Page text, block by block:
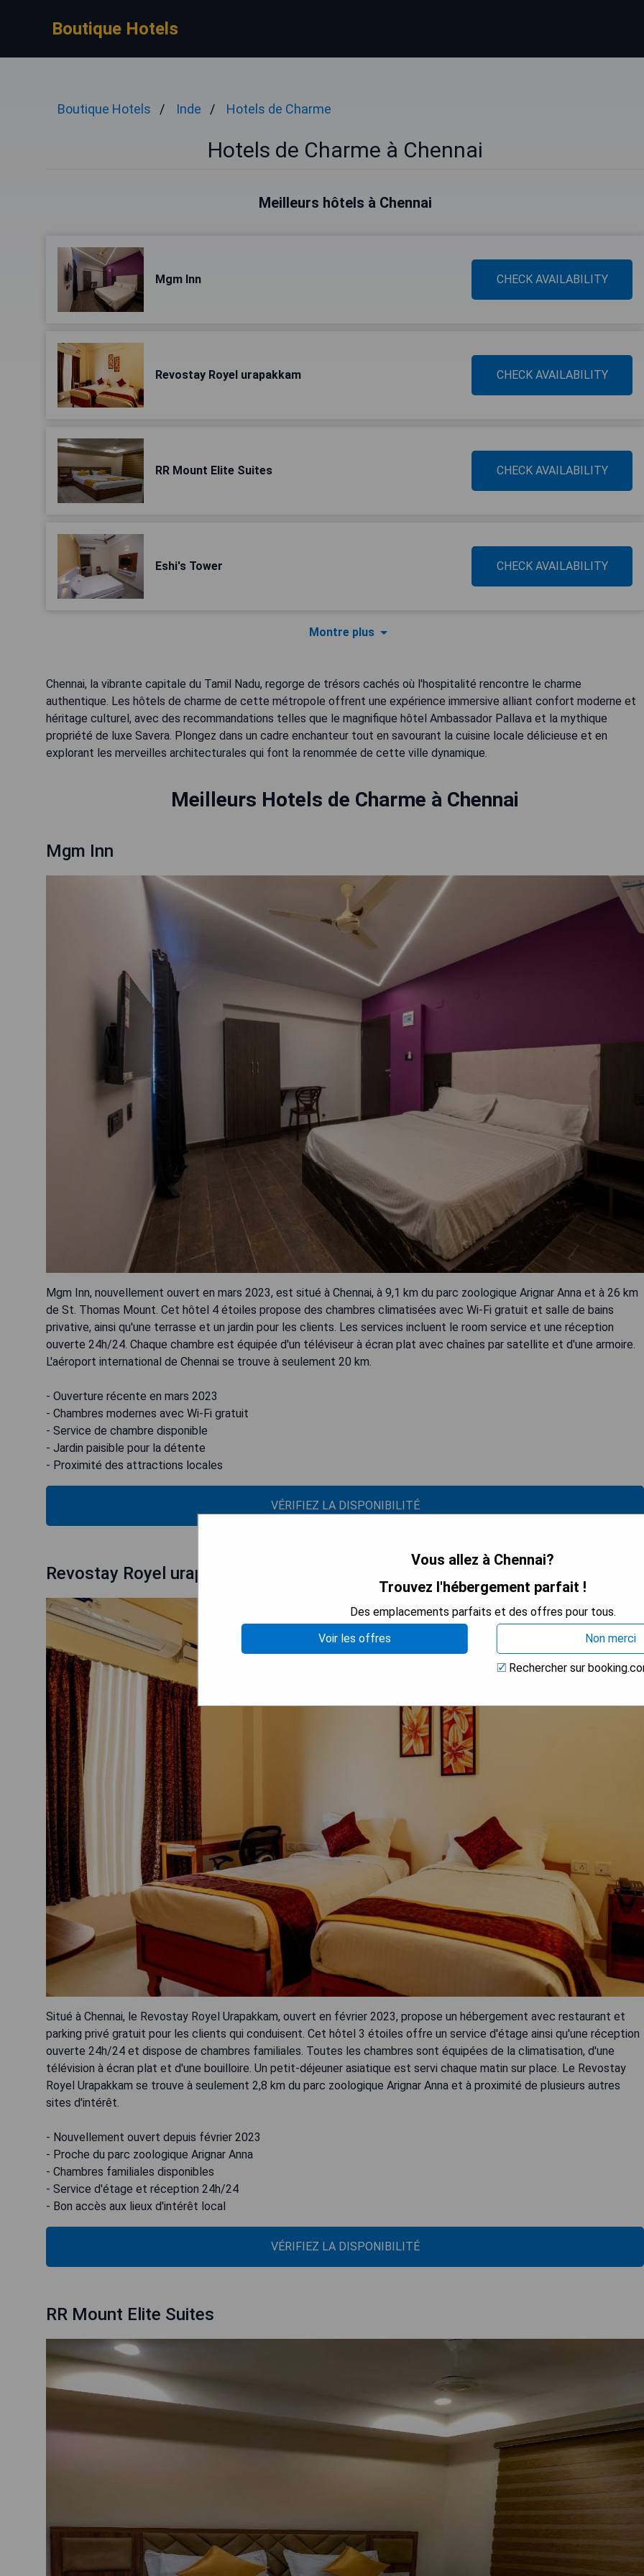
Boutique Hotels
Boutique Hotels Inde Hotels de Charme
Hotels de Charme à Chennai
Meilleurs hôtels à Chennai
Mgm Inn CHECK AVAILABILITY
Revostay Royel urapakkam CHECK AVAILABILITY
RR Mount Elite Suites CHECK AVAILABILITY
Eshi's Tower CHECK AVAILABILITY
Montre plus
Chennai, la vibrante capitale du Tamil Nadu, regorge de trésors cachés où l'hospitalité rencontre le charme
authentique. Les hôtels de charme de cette métropole offrent une expérience immersive alliant confort moderne et
héritage culturel, avec des recommandations telles que le magnifique hôtel Ambassador Pallava et la mythique
propriété de luxe Savera. Plongez dans un cadre enchanteur tout en savourant la cuisine locale délicieuse et en
explorant les merveilles architecturales qui font la renommée de cette ville dynamique.
Meilleurs Hotels de Charme à Chennai
Mgm Inn
Mgm Inn, nouvellement ouvert en mars 2023, est situé à Chennai, à 9,1 km du parc zoologique Arignar Anna et à 26 km
de St. Thomas Mount. Cet hôtel 4 étoiles propose des chambres climatisées avec Wi-Fi gratuit et salle de bains
privative, ainsi qu'une terrasse et un jardin pour les clients. Les services incluent le room service et une réception
ouverte 24h/24. Chaque chambre est équipée d'un téléviseur à écran plat avec chaînes par satellite et d'une armoire.
L'aéroport international de Chennai se trouve à seulement 20 km.
- Ouverture récente en mars 2023
- Chambres modernes avec Wi-Fi gratuit
- Service de chambre disponible
- Jardin paisible pour la détente
- Proximité des attractions locales
VÉRIFIEZ LA DISPONIBILITÉ
Revostay Royel urapakkam
Situé à Chennai, le Revostay Royel Urapakkam, ouvert en février 2023, propose un hébergement avec restaurant et
parking privé gratuit pour les clients qui conduisent. Cet hôtel 3 étoiles offre un service d'étage ainsi qu'une réception
ouverte 24h/24 et dispose de chambres familiales. Toutes les chambres sont équipées de la climatisation, d'une
télévision à écran plat et d'une bouilloire. Un petit-déjeuner asiatique est servi chaque matin sur place. Le Revostay
Royel Urapakkam se trouve à seulement 2,8 km du parc zoologique Arignar Anna et à proximité de plusieurs autres
sites d'intérêt.
- Nouvellement ouvert depuis février 2023
- Proche du parc zoologique Arignar Anna
- Chambres familiales disponibles
- Service d'étage et réception 24h/24
- Bon accès aux lieux d'intérêt local
VÉRIFIEZ LA DISPONIBILITÉ
RR Mount Elite Suites
Vous allez à Chennai?
Trouvez l'hébergement parfait !
Des emplacements parfaits et des offres pour tous.
Voir les offres
Non merci
Rechercher sur